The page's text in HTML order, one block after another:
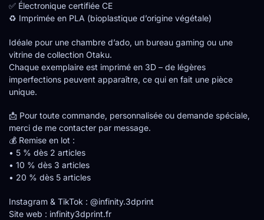
✅ Électronique certifiée CE
♻️ Imprimée en PLA (bioplastique d’origine végétale)
Idéale pour une chambre d’ado, un bureau gaming ou une
vitrine de collection Otaku.
Chaque exemplaire est imprimé en 3D – de légères
imperfections peuvent apparaître, ce qui en fait une pièce
unique.
📩 Pour toute commande, personnalisée ou demande spéciale,
merci de me contacter par message.
💰 Remise en lot :
• 5 % dès 2 articles
• 10 % dès 3 articles
• 20 % dès 5 articles
Instagram & TikTok : @infinity.3dprint
Site web : infinity3dprint.fr